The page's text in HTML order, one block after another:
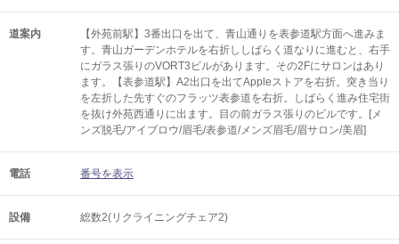
道案内
【外苑前駅】3番出口を出て、青山通りを表参道駅方面へ進みま
す。青山ガーデンホテルを右折ししばらく道なりに進むと、右手
にガラス張りのVORT3ビルがあります。その2Fにサロンはあり
ます。【表参道駅】A2出口を出てAppleストアを右折。突き当り
を左折した先すぐのフラッツ表参道を右折。しばらく進み住宅街
を抜け外苑西通りに出ます。目の前ガラス張りのビルです。[メ
ンズ脱毛/アイブロウ/眉毛/表参道/メンズ眉毛/眉サロン/美眉]
電話 番号を表示
設備 総数2(リクライニングチェア2)